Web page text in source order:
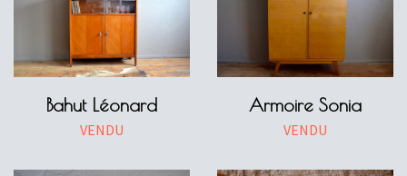
Bahut Léonard
VENDU
Armoire Sonia
VENDU